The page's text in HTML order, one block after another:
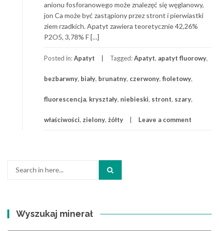
anionu fosforanowego może znalezęć się węglanowy,
jon Ca może być zastąpiony przez stront i pierwiastki
ziem rzadkich. Apatyt zawiera teoretycznie 42,26%
P2O5, 3,78% F […]
Posted in:Apatyt Tagged:Apatyt, apatyt fluorowy,
bezbarwny, biały, brunatny, czerwony, fioletowy,
fluorescencja, kryształy, niebieski, stront, szary,
właściwości, zielony, żółty Leave a comment
Wyszukaj minerał